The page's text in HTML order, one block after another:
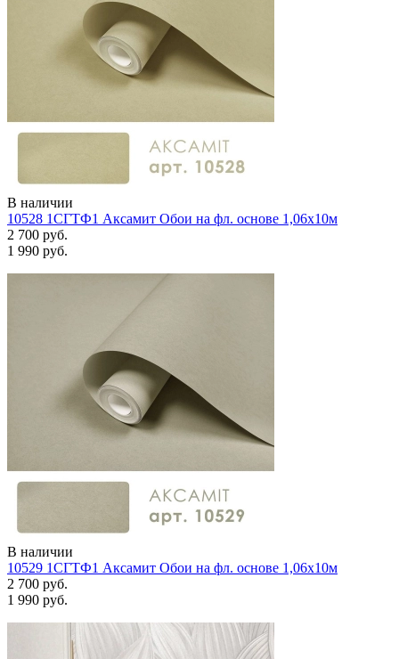
В наличии
10528 1СГТФ1 Аксамит Обои на фл. основе 1,06х10м
2 700 руб.
1 990 руб.
В наличии
10529 1СГТФ1 Аксамит Обои на фл. основе 1,06х10м
2 700 руб.
1 990 руб.